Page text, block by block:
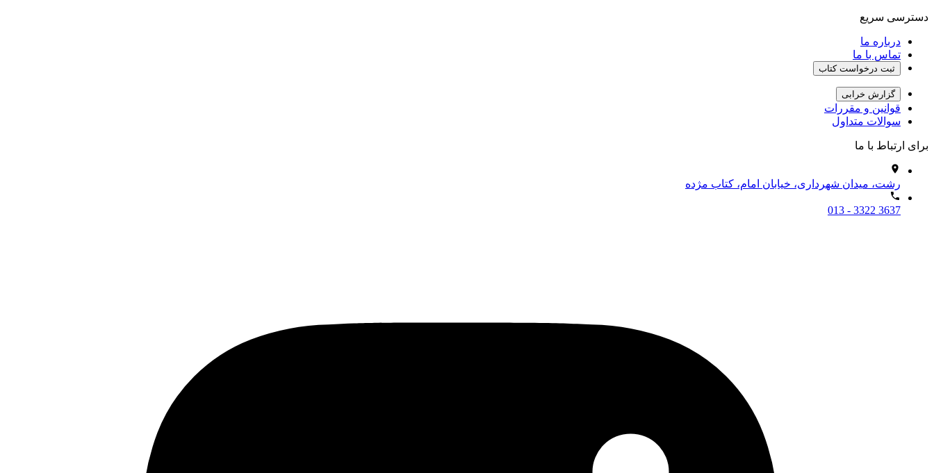
دسترسی سریع
درباره ما
تماس با ما
ثبت درخواست کتاب
گزارش خرابی
قوانین و مقررات
سوالات متداول
برای ارتباط با ما
رشت، میدان شهرداری، خیابان امام، کتاب مژده
013 - 3322 3637